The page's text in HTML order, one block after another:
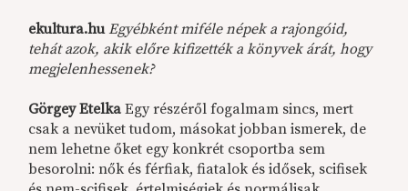
ekultura.hu Egyébként miféle népek a rajongóid,
tehát azok, akik előre kifizették a könyvek árát, hogy
megjelenhessenek?
Görgey Etelka Egy részéről fogalmam sincs, mert
csak a nevüket tudom, másokat jobban ismerek, de
nem lehetne őket egy konkrét csoportba sem
besorolni: nők és férfiak, fiatalok és idősek, scifisek